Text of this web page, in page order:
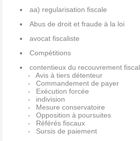
aa) regularisation fiscale
Abus de droit et fraude à la loi
avocat fiscaliste
Compétitions
contentieux du recouvrement fiscal
Avis à tiers détenteur
Commandement de payer
Exécution forcée
indivision
Mesure conservatoire
Opposition à poursuites
Référés fiscaux
Sursis de paiement